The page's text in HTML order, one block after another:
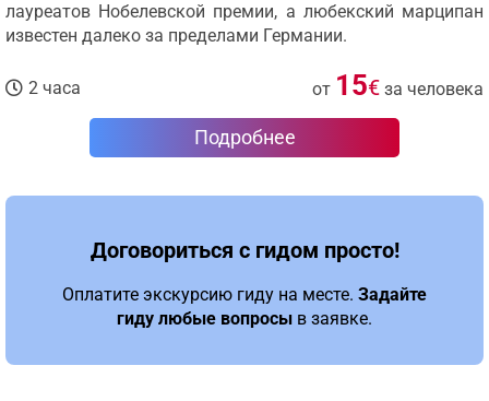
лауреатов Нобелевской премии, а любекский марципан
известен далеко за пределами Германии.
2 часа от 15€ за человека
Подробнее
Договориться с гидом просто!
Оплатите экскурсию гиду на месте. Задайте
гиду любые вопросы в заявке.